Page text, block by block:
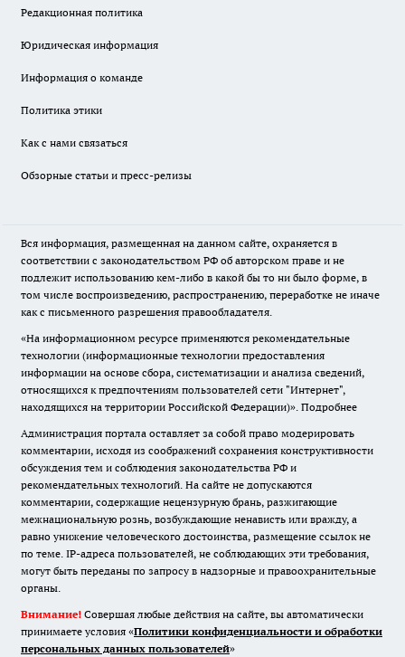
Редакционная политика
Юридическая информация
Информация о команде
Политика этики
Как с нами связаться
Обзорные статьи и пресс-релизы
Вся информация, размещенная на данном сайте, охраняется в
соответствии с законодательством РФ об авторском праве и не
подлежит использованию кем-либо в какой бы то ни было форме, в
том числе воспроизведению, распространению, переработке не иначе
как с письменного разрешения правообладателя.
«На информационном ресурсе применяются рекомендательные
технологии (информационные технологии предоставления
информации на основе сбора, систематизации и анализа сведений,
относящихся к предпочтениям пользователей сети "Интернет",
находящихся на территории Российской Федерации)». Подробнее
Администрация портала оставляет за собой право модерировать
комментарии, исходя из соображений сохранения конструктивности
обсуждения тем и соблюдения законодательства РФ и
рекомендательных технологий. На сайте не допускаются
комментарии, содержащие нецензурную брань, разжигающие
межнациональную рознь, возбуждающие ненависть или вражду, а
равно унижение человеческого достоинства, размещение ссылок не
по теме. IP-адреса пользователей, не соблюдающих эти требования,
могут быть переданы по запросу в надзорные и правоохранительные
органы.
Внимание! Совершая любые действия на сайте, вы автоматически
принимаете условия «Политики конфиденциальности и обработки
персональных данных пользователей»